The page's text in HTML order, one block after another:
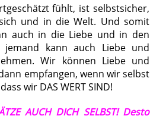
fühlt, ist selbstsicher,
und in die Welt. Und somit
auch in die Liebe und in den
kann auch Liebe und
Wir können Liebe und
empfangen, wenn wir selbst
wir DAS WERT SIND!
AUCH DICH SELBST! Desto